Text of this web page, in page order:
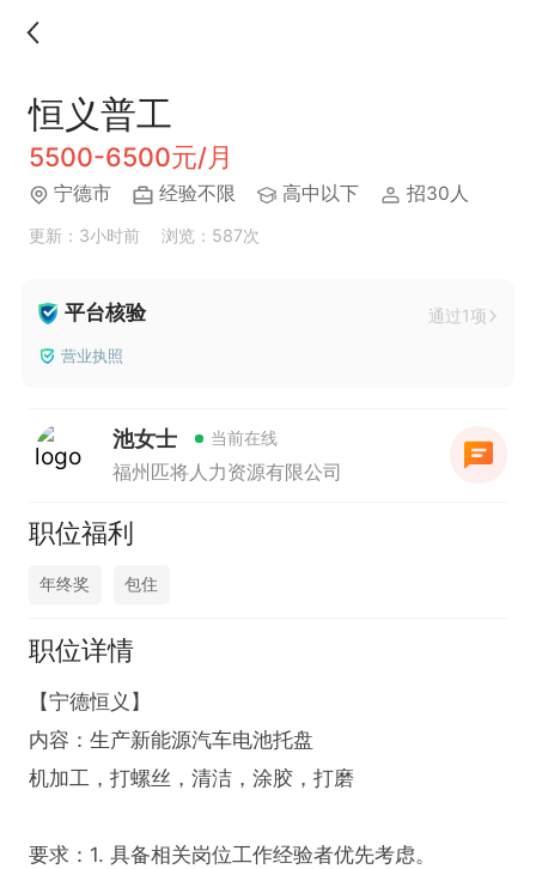
恒义普工
5500-6500元/月
宁德市 经验不限 高中以下 招30人
更新：3小时前 浏览：587次
平台核验 通过1项
营业执照
池女士 当前在线
福州匹将人力资源有限公司
职位福利
年终奖 包住
职位详情
【宁德恒义】
内容：生产新能源汽车电池托盘‎
机加工，打螺丝，清洁，涂胶，打磨
要求：1. 具备相关岗位工作经验者优先考虑。